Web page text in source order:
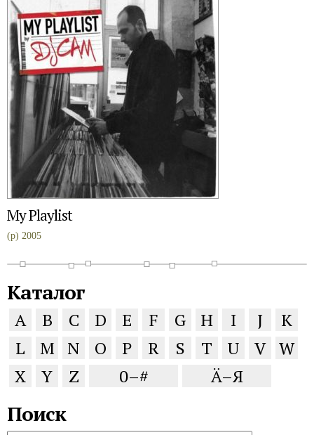
My Playlist
(p) 2005
Каталог
A B C D E F G H I J
K
L
M N O P R S T U V W
X
Y Z 0–# Ä–Я
Поиск